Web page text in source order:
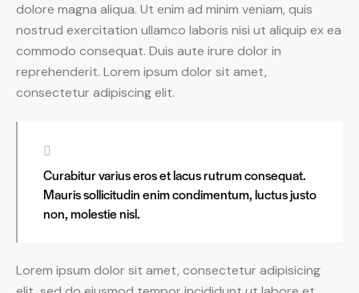
dolore magna aliqua. Ut enim ad minim veniam, quis
nostrud exercitation ullamco laboris nisi ut aliquip ex ea
commodo consequat. Duis aute irure dolor in
reprehenderit. Lorem ipsum dolor sit amet,
consectetur adipiscing elit.
Curabitur varius eros et lacus rutrum consequat.
Mauris sollicitudin enim condimentum, luctus justo
non, molestie nisl.
Lorem ipsum dolor sit amet, consectetur adipisicing